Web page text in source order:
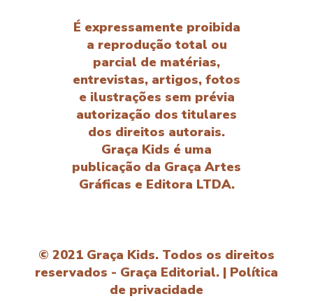
É expressamente proibida
a reprodução total ou
parcial de matérias,
entrevistas, artigos, fotos
e ilustrações sem prévia
autorização dos titulares
dos direitos autorais.
Graça Kids é uma
publicação da Graça Artes
Gráficas e Editora LTDA.
© 2021 Graça Kids. Todos os direitos
reservados - Graça Editorial. | Política
de privacidade